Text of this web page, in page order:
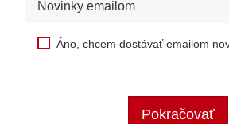
Novinky emailom
Áno, chcem dostávať emailom
Pokračovať